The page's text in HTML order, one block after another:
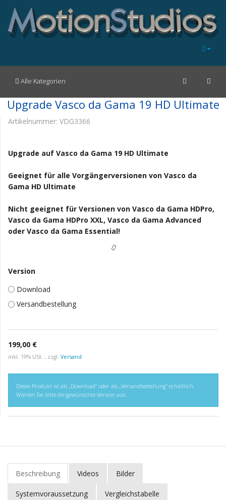
Alle Kategorien
Upgrade Vasco da Gama 19 HD Ultimate
Artikelnummer: VDG3366
Upgrade auf Vasco da Gama 19 HD Ultimate
Geeignet für alle Vorgängerversionen von Vasco da
Gama HD Ultimate
Nicht geeignet für Versionen von Vasco da Gama HDPro,
Vasco da Gama HDPro XXL, Vasco da Gama Advanced
oder Vasco da Gama Essential!
Version
Download
Versandbestellung
199,00 €
inkl. 19% USt. , zzgl. Versand
Dieses Produkt ist als „Download“ oder als „Versandbestellung“ erhältlich.
Wählen Sie bitte die gewünschte Version aus.
Beschreibung Videos Bilder
Systemvoraussetzung Vergleichstabelle